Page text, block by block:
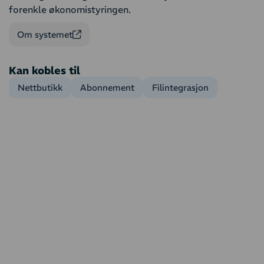
forenkle økonomistyringen.
Om systemet
Kan kobles til
Nettbutikk Abonnement Filintegrasjon